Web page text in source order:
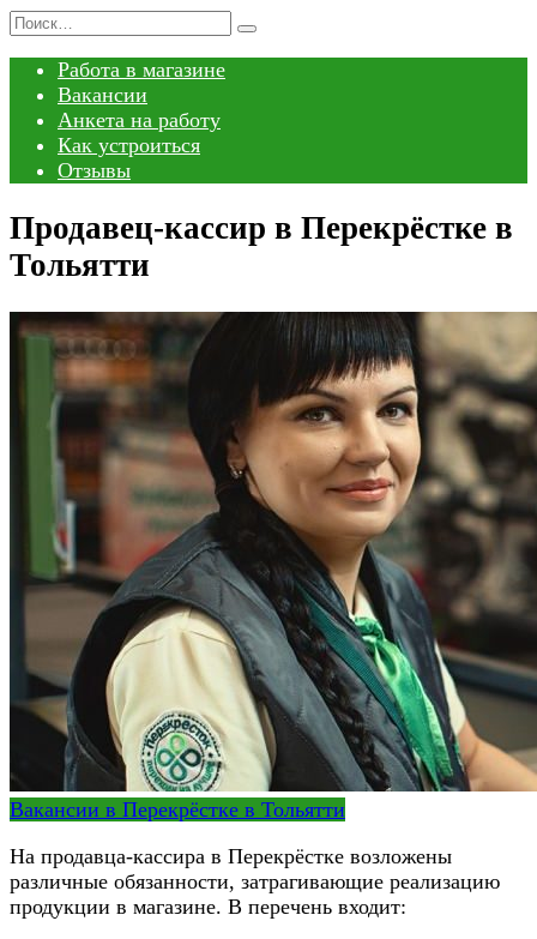
Перейти
содержанию
Search
Работа в магазине
Вакансии
Анкета на работу
Как устроиться
Отзывы
Продавец-кассир в Перекрёстке в
Тольятти
Вакансии в Перекрёстке в Тольятти
На продавца-кассира в Перекрёстке возложены
различные обязанности, затрагивающие реализацию
продукции в магазине. В перечень входит: